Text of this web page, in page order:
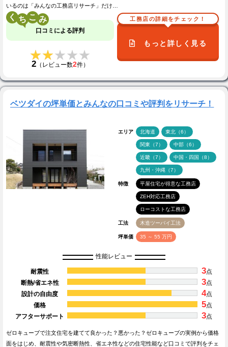
いるのは「みんなの工務店リサーチ」だけ…
く こ
口コミによる評判
★★★★★
★★★★★
2（レビュー数2件）
工務店の詳細をチェック！
もっと詳しく見る
ベツダイの坪単価とみんなの口コミや評判をリサーチ！
エリア 北海道 東北（6）
関東（7） 中部（6）
近畿（7） 中国・四国（8）
九州・沖縄（7）
特徴 平屋住宅が得意な工務店
ZEH対応工務店
ローコストな工務店
工法 木造ツーバイ工法
坪単価 35 ～ 55 万円
性能レビュー
耐震性 3点
断熱/省エネ性
3点
設計の自由度
4点
価格
5点
アフターサポート
3点
ゼロキューブで注文住宅を建てて良かった？悪かった？ゼロキューブの実例から価格
面をはじめ、耐震性や気密断熱性、省エネ性などの住宅性能など口コミで評判をチェ